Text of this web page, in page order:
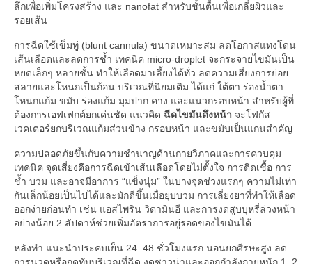
ลึกเพื่อเพิ่มโครงสร้าง และ nanofat สำหรับชั้นตื้นเพื่อเกลี่ยผิวและ
รอยเส้น
การฉีดใช้เข็มทู่ (blunt cannula) ขนาดเหมาะสม ลดโอกาสแทงโดน
เส้นเลือดและลดการช้ำ เทคนิค micro-droplet จะกระจายไขมันเป็น
หยดเล็กๆ หลายชั้น ทำให้เลือดมาเลี้ยงได้ทั่ว ลดความเสี่ยงการย่อย
สลายและโหนกเป็นก้อน บริเวณที่นิยมเติม ได้แก่ ใต้ตา ร่องน้ำตา
โหนกแก้ม ขมับ ร่องแก้ม มุมปาก คาง และแนวกรอบหน้า สำหรับผู้ที่
ต้องการเอฟเฟกต์ยกเด่นชัด แนวคิด ฉีดไขมันดึงหน้า จะโฟกัส
เวคเตอร์ยกบริเวณแก้มส่วนข้าง กรอบหน้า และขมับเป็นแกนสำคัญ
ความปลอดภัยขึ้นกับความชำนาญด้านกายวิภาคและการควบคุม
เทคนิค จุดเสี่ยงคือการฉีดเข้าเส้นเลือดโดยไม่ตั้งใจ การติดเชื้อ การ
ช้ำ บวม และอาจมีอาการ “แข็งนุ่ม” ในบางจุดช่วงแรกๆ ความไม่เท่า
กันเล็กน้อยเป็นไปได้และมักดีขึ้นเมื่อยุบบวม การเลี่ยงยาที่ทำให้เลือด
ออกง่ายก่อนทำ เช่น แอสไพริน วิตามินอี และการงดสูบบุหรี่ล่วงหน้า
อย่างน้อย 2 สัปดาห์ช่วยเพิ่มอัตราการอยู่รอดของไขมันได้
หลังทำ แนะนำประคบเย็น 24–48 ชั่วโมงแรก นอนยกศีรษะสูง ลด